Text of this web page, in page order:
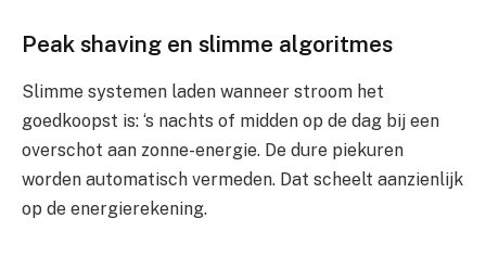
Peak shaving en slimme algoritmes
Slimme systemen laden wanneer stroom het
goedkoopst is: ‘s nachts of midden op de dag bij een
overschot aan zonne-energie. De dure piekuren
worden automatisch vermeden. Dat scheelt aanzienlijk
op de energierekening.